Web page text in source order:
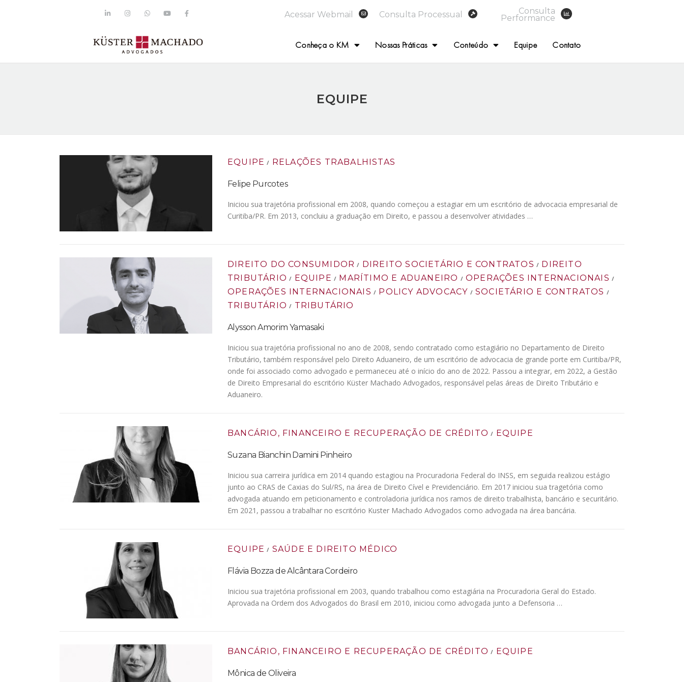
Acessar Webmail Consulta Processual Consulta
Performance
Conheça o KM Nossas Práticas Conteúdo Equipe Contato
EQUIPE
EQUIPE / RELAÇÕES TRABALHISTAS
Felipe Purcotes
Iniciou sua trajetória profissional em 2008, quando começou a estagiar em um escritório de advocacia empresarial de
Curitiba/PR. Em 2013, concluiu a graduação em Direito, e passou a desenvolver atividades …
DIREITO DO CONSUMIDOR / DIREITO SOCIETÁRIO E CONTRATOS / DIREITO
TRIBUTÁRIO / EQUIPE / MARÍTIMO E ADUANEIRO /OPERAÇÕES INTERNACIONAIS /
OPERAÇÕES INTERNACIONAIS / POLICY ADVOCACY /SOCIETÁRIO E CONTRATOS /
TRIBUTÁRIO / TRIBUTÁRIO
Alysson Amorim Yamasaki
Iniciou sua trajetória profissional no ano de 2008, sendo contratado como estagiário no Departamento de Direito
Tributário, também responsável pelo Direito Aduaneiro, de um escritório de advocacia de grande porte em Curitiba/PR,
onde foi associado como advogado e permaneceu até o início do ano de 2022. Passou a integrar, em 2022, a Gestão
de Direito Empresarial do escritório Küster Machado Advogados, responsável pelas áreas de Direito Tributário e
Aduaneiro.
BANCÁRIO, FINANCEIRO E RECUPERAÇÃO DE CRÉDITO / EQUIPE
Suzana Bianchin Damini Pinheiro
Iniciou sua carreira jurídica em 2014 quando estagiou na Procuradoria Federal do INSS, em seguida realizou estágio
junto ao CRAS de Caxias do Sul/RS, na área de Direito Cível e Previdenciário. Em 2017 iniciou sua tragetória como
advogada atuando em peticionamento e controladoria jurídica nos ramos de direito trabalhista, bancário e securitário.
Em 2021, passou a trabalhar no escritório Kuster Machado Advogados como advogada na área bancária.
EQUIPE / SAÚDE E DIREITO MÉDICO
Flávia Bozza de Alcântara Cordeiro
Iniciou sua trajetória profissional em 2003, quando trabalhou como estagiária na Procuradoria Geral do Estado.
Aprovada na Ordem dos Advogados do Brasil em 2010, iniciou como advogada junto a Defensoria …
BANCÁRIO, FINANCEIRO E RECUPERAÇÃO DE CRÉDITO / EQUIPE
Mônica de Oliveira